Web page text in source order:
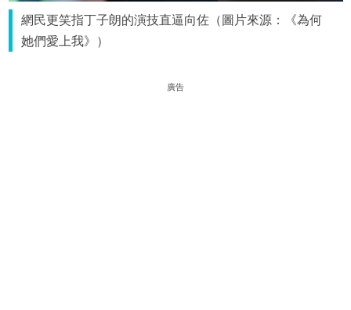
網民更笑指丁子朗的演技直逼向佐（圖片來源：《為何
她們愛上我》）
廣告